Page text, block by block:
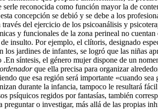
serle reconocida como función mayor la de
concepción se debió y se debe a los
del ejercicio de los psicoanálisis y
y funcionales de la zona perineal no
insulto. Por ejemplo, el clítoris, designado
los jardines de infantes, se logró que las niñas
.En síntesis, el género mujer dispone de un
ordenadorque ella precisa para organizar
que esa región será importante «cuando
durante la infancia, tampoco le resultará
psíquicos regidos por fantasías, también
preguntar o investigar, más allá de las propias